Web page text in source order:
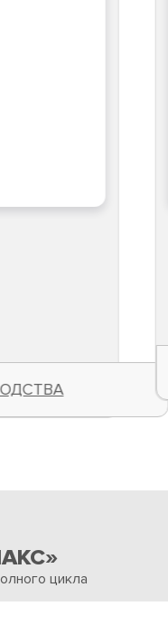
цикла